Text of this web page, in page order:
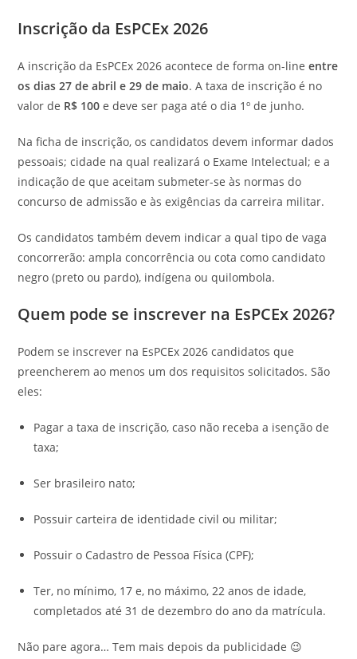
Inscrição da EsPCEx 2026
A inscrição da EsPCEx 2026 acontece de forma on-lineentre
os dias 27 de abril e 29 de maio. A taxa de inscrição é no
valor de R$ 100 e deve ser paga até o dia 1º de junho.
Na ficha de inscrição, os candidatos devem informar dados
pessoais; cidade na qual realizará o Exame Intelectual; e a
indicação de que aceitam submeter-se às normas do
concurso de admissão e às exigências da carreira militar.
Os candidatos também devem indicar a qual tipo de vaga
concorrerão: ampla concorrência ou cota como candidato
negro (preto ou pardo), indígena ou quilombola.
Quem pode se inscrever na EsPCEx 2026?
Podem se inscrever na EsPCEx 2026 candidatos que
preencherem ao menos um dos requisitos solicitados. São
eles:
Pagar a taxa de inscrição, caso não receba a isenção de
taxa;
Ser brasileiro nato;
Possuir carteira de identidade civil ou militar;
Possuir o Cadastro de Pessoa Física (CPF);
Ter, no mínimo, 17 e, no máximo, 22 anos de idade,
completados até 31 de dezembro do ano da matrícula.
Não pare agora… Tem mais depois da publicidade 😉